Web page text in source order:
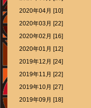
2020年04月 [10]
2020年03月 [22]
2020年02月 [16]
2020年01月 [12]
2019年12月 [24]
2019年11月 [22]
2019年10月 [27]
2019年09月 [18]